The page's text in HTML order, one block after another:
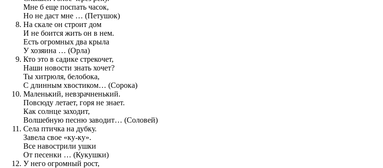
Мне б еще поспать часок,
Но не даст мне … (Петушок)
На скале он строит дом
И не боится жить он в нем.
Есть огромных два крыла
У хозяина … (Орла)
Кто это в садике стрекочет,
Наши новости знать хочет?
Ты хитрюля, белобока,
С длинным хвостиком… (Сорока)
Маленький, невзрачненький.
Повсюду летает, горя не знает.
Как солнце заходит,
Волшебную песню заводит… (Соловей)
Села птичка на дубку.
Завела свое «ку-ку».
Все навострили ушки
От песенки … (Кукушки)
У него огромный рост,